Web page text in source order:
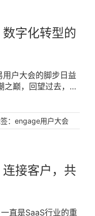
字化转型的
户大会的脚步日益
之巅，回望过去，展
家企业的参与。
： engage用户大会
接客户，共
直是SaaS行业的重